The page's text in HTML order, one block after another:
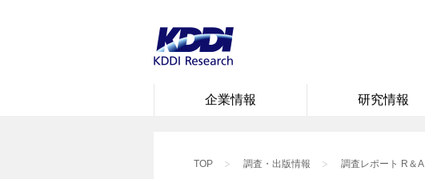
企業情報 研究情報
TOP 調査・出版情報 調査レポート R＆A